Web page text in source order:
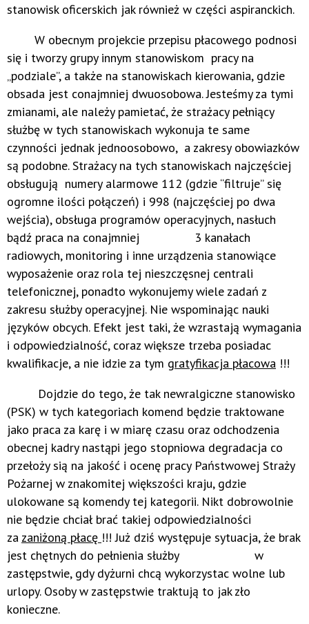
stanowisk oficerskich jak również w części aspiranckich.
W obecnym projekcie przepisu płacowego podnosi
się i tworzy grupy innym stanowiskom pracy na
„podziale”, a także na stanowiskach kierowania, gdzie
obsada jest conajmniej dwuosobowa. Jesteśmy za tymi
zmianami, ale należy pamietać, że strażacy pełniący
służbę w tych stanowiskach wykonuja te same
czynności jednak jednoosobowo, a zakresy obowiazków
są podobne. Strażacy na tych stanowiskach najczęściej
obsługują numery alarmowe 112 (gdzie “filtruje” się
ogromne ilości połączeń) i 998 (najczęściej po dwa
wejścia), obsługa programów operacyjnych, nasłuch
bądź praca na conajmniej 3 kanałach
radiowych, monitoring i inne urządzenia stanowiące
wyposażenie oraz rola tej nieszczęsnej centrali
telefonicznej, ponadto wykonujemy wiele zadań z
zakresu służby operacyjnej. Nie wspominając nauki
języków obcych. Efekt jest taki, że wzrastają wymagania
i odpowiedzialność, coraz większe trzeba posiadac
kwalifikacje, a nie idzie za tym gratyfikacja płacowa !!!
Dojdzie do tego, że tak newralgiczne stanowisko
(PSK) w tych kategoriach komend będzie traktowane
jako praca za karę i w miarę czasu oraz odchodzenia
obecnej kadry nastąpi jego stopniowa degradacja co
przełoży sią na jakość i ocenę pracy Państwowej Straży
Pożarnej w znakomitej większości kraju, gdzie
ulokowane są komendy tej kategorii. Nikt dobrowolnie
nie będzie chciał brać takiej odpowiedzialności
za zaniżoną płacę !!! Już dziś występuje sytuacja, że brak
jest chętnych do pełnienia służby w
zastępstwie, gdy dyżurni chcą wykorzystac wolne lub
urlopy. Osoby w zastępstwie traktują to jak zło
konieczne.